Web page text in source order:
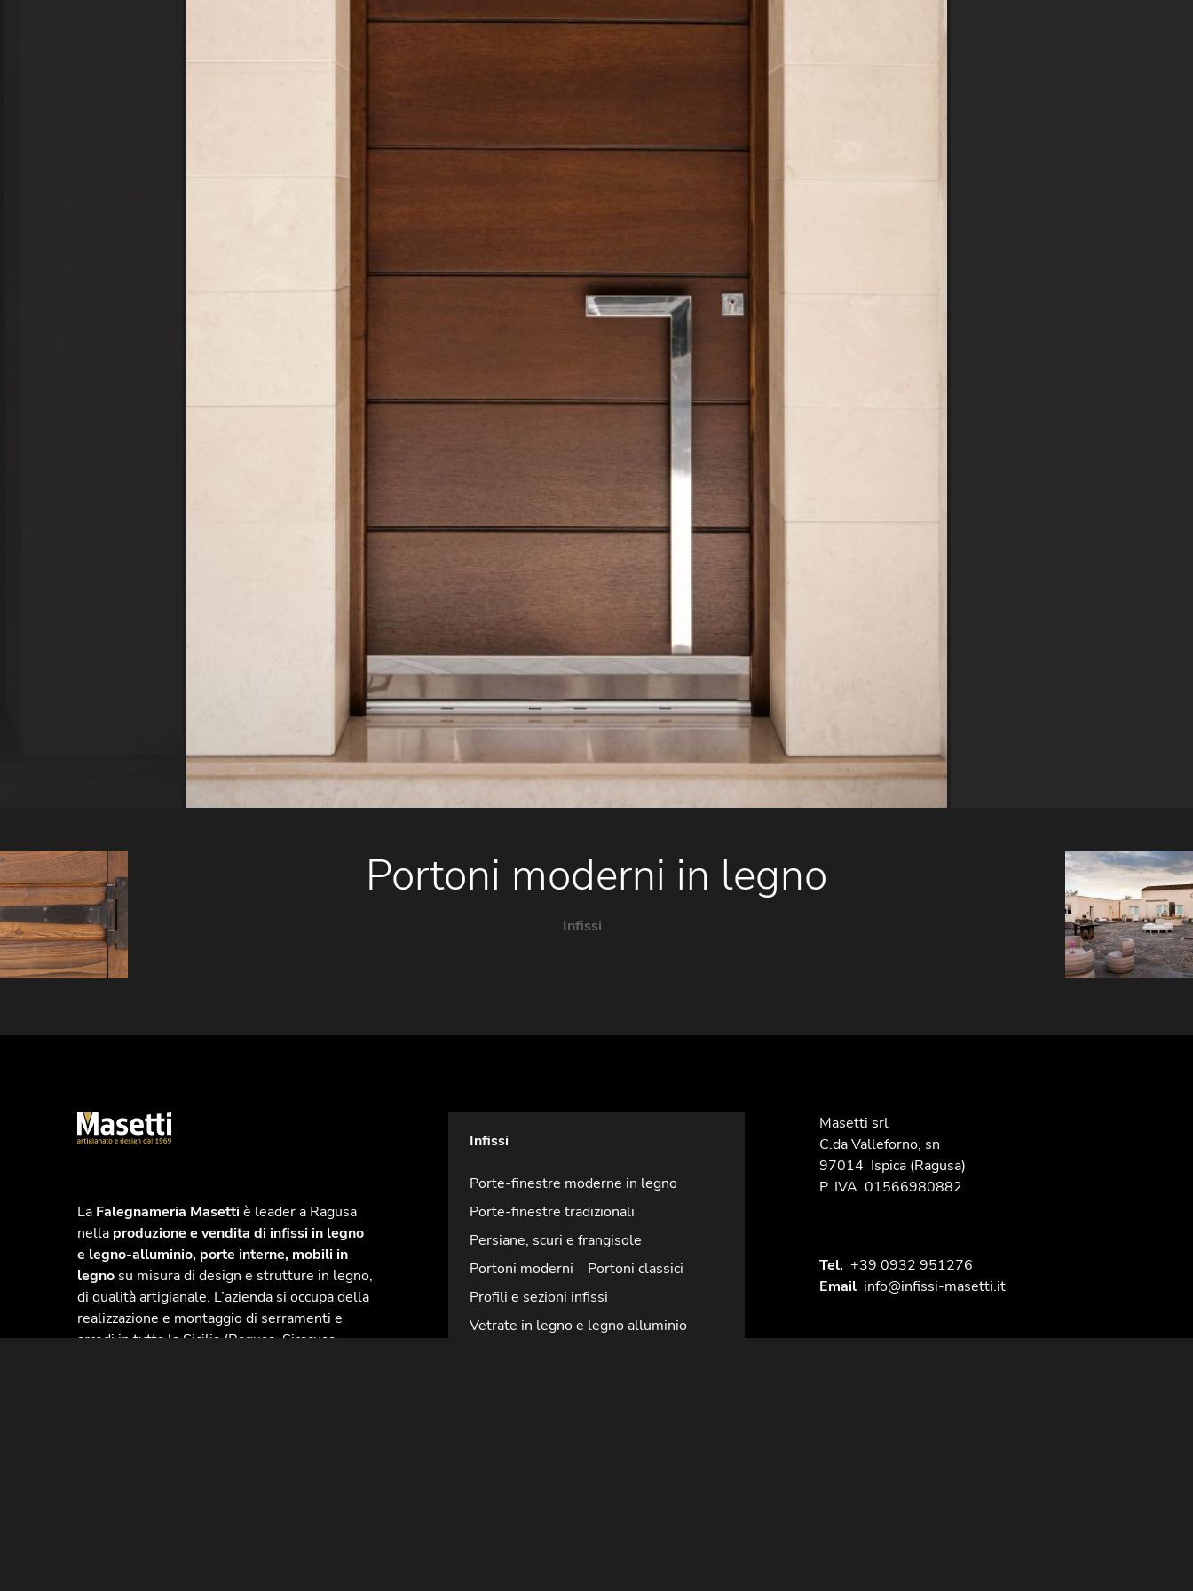
Portoni moderni in legno
Infissi
Infissi esterni per
casali in stile
siciliano
Infissi per
masseria
ristrutturata
La Falegnameria Masettiè leader a Ragusa
nella produzione e vendita di infissi in legno
e legno-alluminio, porte interne, mobili in
legnosu misura di design e strutture in legno,
di qualità artigianale. L’azienda si occupa della
realizzazione e montaggio di serramenti e
arredi in tutta la Sicilia (Ragusa, Siracusa,
Infissi
Porte-finestre moderne in legno
Porte-finestre tradizionali
Persiane, scuri e frangisole
Portoni moderni
Portoni classici
Profili e sezioni infissi
Vetrate in legno e legno alluminio
Masetti srl
C.da Valleforno, sn
97014 Ispica(Ragusa)
P. IVA 01566980882
Tel. +39 0932 951276
Email info@infissi-masetti.it